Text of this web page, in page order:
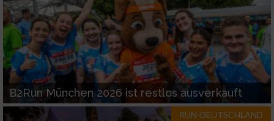
B2Run München 2026 ist restlos ausverkauft
RUN-DEUTSCHLAND